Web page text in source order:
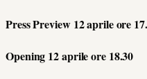
Press Preview 12 aprile ore
Opening 12 aprile ore 18.30